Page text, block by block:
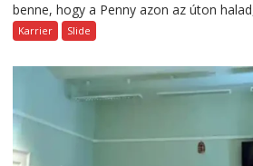
benne, hogy a Penny azon az úton
Karrier Slide